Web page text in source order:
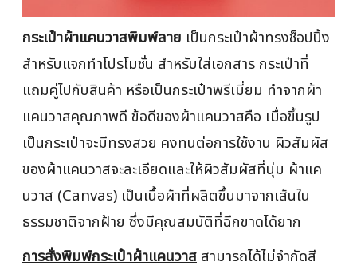
กระเป๋าผ้าแคนวาสพิมพ์ลาย เป็นกระเป๋าผ้าทรงช็อปปิ้ง
สำหรับแจกทำโปรโมชั่น สำหรับใส่เอกสาร กระเป๋าที่
แถมคู่ไปกับสินค้า หรือเป็นกระเป๋าพรีเมี่ยม ทำจากผ้า
แคนวาสคุณภาพดี ข้อดีของผ้าแคนวาสคือ เมื่อขึ้นรูป
เป็นกระเป๋าจะมีทรงสวย คงทนต่อการใช้งาน ผิวสัมผัส
ของผ้าแคนวาสจะละเอียดและให้ผิวสัมผัสที่นุ่ม ผ้าแค
นวาส (Canvas) เป็นเนื้อผ้าที่ผลิตขึ้นมาจากเส้นใน
ธรรมชาติจากฝ้าย ซึ่งมีคุณสมบัติที่ฉีกขาดได้ยาก
การสั่งพิมพ์กระเป๋าผ้าแคนวาส สามารถได้ไม่จำกัดสี